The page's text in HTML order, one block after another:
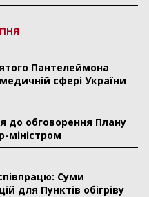
Пантелеймона
сфері України
до обговорення Плану
міністром
Суми
для Пунктів обігріву